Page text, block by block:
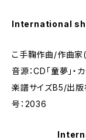
International
こ手鞠作曲/作曲家
音源：CD「童夢」
楽譜サイズB5/出
号：2036